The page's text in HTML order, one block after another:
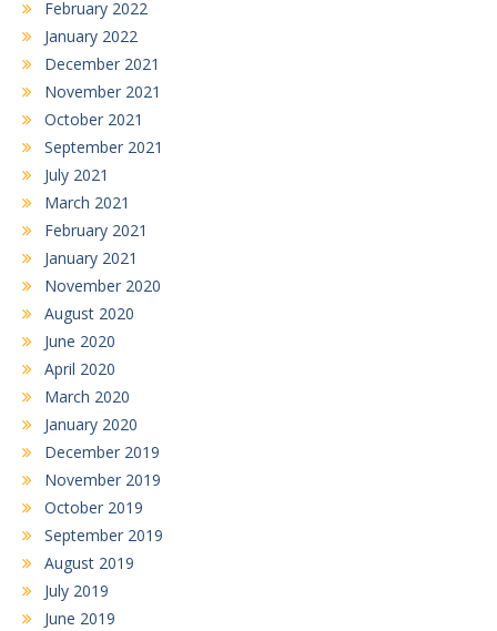
February 2022
January 2022
December 2021
November 2021
October 2021
September 2021
July 2021
March 2021
February 2021
January 2021
November 2020
August 2020
June 2020
April 2020
March 2020
January 2020
December 2019
November 2019
October 2019
September 2019
August 2019
July 2019
June 2019